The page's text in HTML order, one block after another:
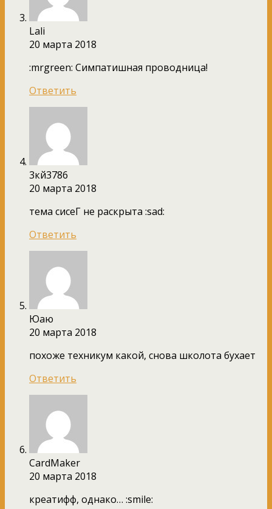
Lali
20 марта 2018
:mrgreen: Симпатишная проводница!
Ответить
3кй3786
20 марта 2018
тема сисеГ не раскрыта :sad:
Ответить
Юаю
20 марта 2018
похоже техникум какой, снова школота бухает
Ответить
CardMaker
20 марта 2018
креатифф, однако… :smile: